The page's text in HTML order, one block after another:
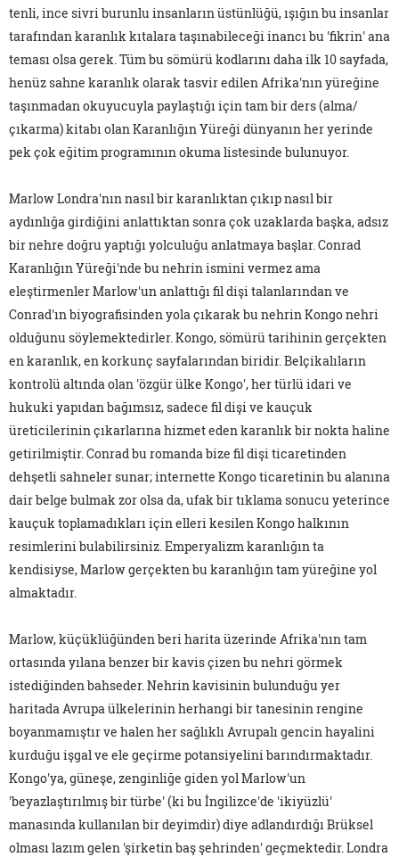
tenli, ince sivri burunlu insanların üstünlüğü, ışığın bu insanlar
tarafından karanlık kıtalara taşınabileceği inancı bu 'fikrin' ana
teması olsa gerek. Tüm bu sömürü kodlarını daha ilk 10 sayfada,
henüz sahne karanlık olarak tasvir edilen Afrika'nın yüreğine
taşınmadan okuyucuyla paylaştığı için tam bir ders (alma/
çıkarma) kitabı olan Karanlığın Yüreği dünyanın her yerinde
pek çok eğitim programının okuma listesinde bulunuyor.
Marlow Londra'nın nasıl bir karanlıktan çıkıp nasıl bir
aydınlığa girdiğini anlattıktan sonra çok uzaklarda başka, adsız
bir nehre doğru yaptığı yolculuğu anlatmaya başlar. Conrad
Karanlığın Yüreği'nde bu nehrin ismini vermez ama
eleştirmenler Marlow'un anlattığı fil dişi talanlarından ve
Conrad'ın biyografisinden yola çıkarak bu nehrin Kongo nehri
olduğunu söylemektedirler. Kongo, sömürü tarihinin gerçekten
en karanlık, en korkunç sayfalarından biridir. Belçikalıların
kontrolü altında olan 'özgür ülke Kongo', her türlü idari ve
hukuki yapıdan bağımsız, sadece fil dişi ve kauçuk
üreticilerinin çıkarlarına hizmet eden karanlık bir nokta haline
getirilmiştir. Conrad bu romanda bize fil dişi ticaretinden
dehşetli sahneler sunar; internette Kongo ticaretinin bu alanına
dair belge bulmak zor olsa da, ufak bir tıklama sonucu yeterince
kauçuk toplamadıkları için elleri kesilen Kongo halkının
resimlerini bulabilirsiniz. Emperyalizm karanlığın ta
kendisiyse, Marlow gerçekten bu karanlığın tam yüreğine yol
almaktadır.
Marlow, küçüklüğünden beri harita üzerinde Afrika'nın tam
ortasında yılana benzer bir kavis çizen bu nehri görmek
istediğinden bahseder. Nehrin kavisinin bulunduğu yer
haritada Avrupa ülkelerinin herhangi bir tanesinin rengine
boyanmamıştır ve halen her sağlıklı Avrupalı gencin hayalini
kurduğu işgal ve ele geçirme potansiyelini barındırmaktadır.
Kongo'ya, güneşe, zenginliğe giden yol Marlow'un
'beyazlaştırılmış bir türbe' (ki bu İngilizce'de 'ikiyüzlü'
manasında kullanılan bir deyimdir) diye adlandırdığı Brüksel
olması lazım gelen 'şirketin baş şehrinden' geçmektedir. Londra